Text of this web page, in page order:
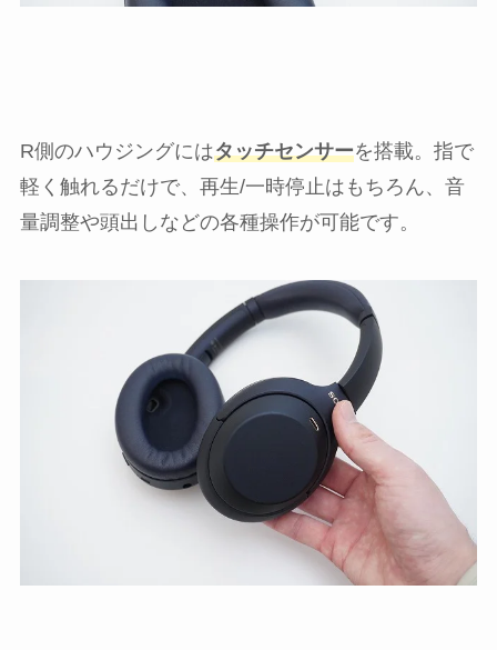
R側のハウジングにはタッチセンサーを搭載。指で
軽く触れるだけで、再生/一時停止はもちろん、音
量調整や頭出しなどの各種操作が可能です。